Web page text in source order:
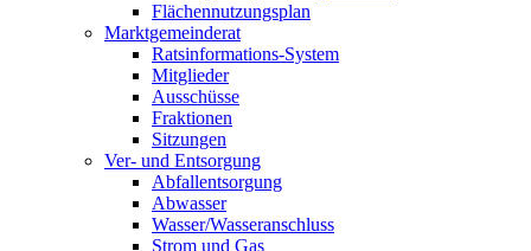
Flächennutzungsplan
Marktgemeinderat
Ratsinformations-System
Mitglieder
Ausschüsse
Fraktionen
Sitzungen
Ver- und Entsorgung
Abfallentsorgung
Abwasser
Wasser/Wasseranschluss
Strom und Gas